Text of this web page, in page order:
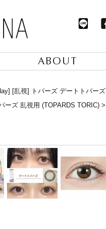
ABOUT
[乱視] トパーズ デートトパーズ
ーズ 乱視用 (TOPARDS TORIC)